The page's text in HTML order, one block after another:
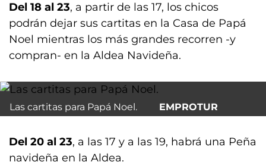
Del 18 al 23, a partir de las 17, los chicos
podrán dejar sus cartitas en la Casa de Papá
Noel mientras los más grandes recorren -y
compran- en la Aldea Navideña.
Las cartitas para Papá Noel. EMPROTUR
Del 20 al 23, a las 17 y a las 19, habrá una Peña
navideña en la Aldea.